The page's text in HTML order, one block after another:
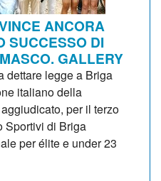
ANCORA
SUCCESSO DI
GALLERY
dettare legge a Briga
italiano della
per il terzo
Sportivi di Briga
per élite e under 23